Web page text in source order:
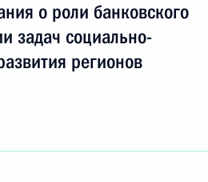
о роли банковского
задач социально-
регионов